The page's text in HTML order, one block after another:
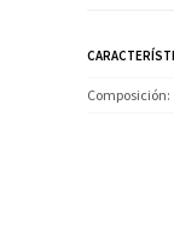
Composición